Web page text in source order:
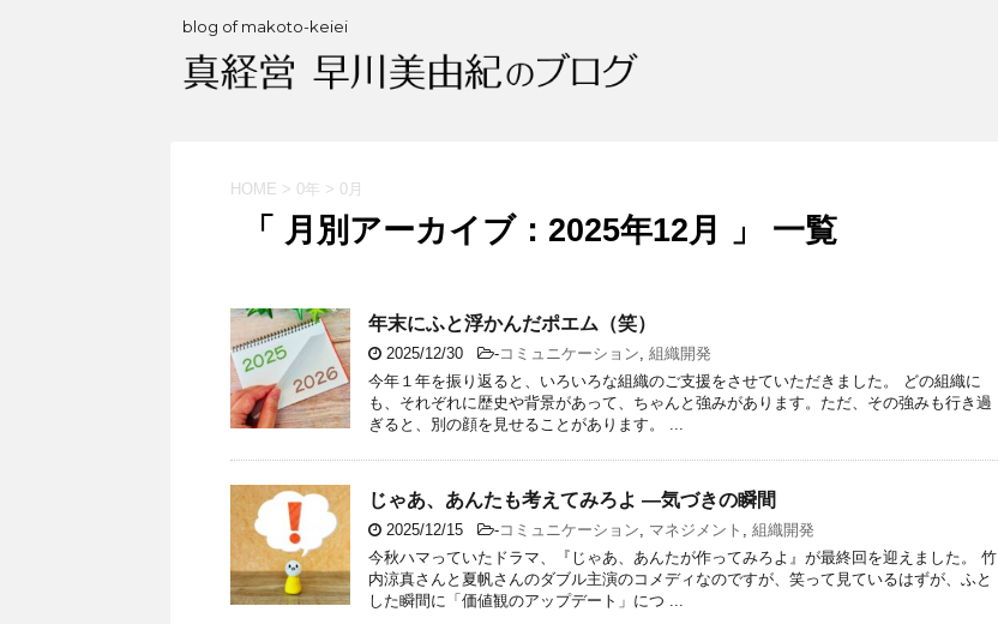
blog of makoto-keiei
HOME > 0年 > 0月
「 月別アーカイブ：2025年12月 」 一覧
年末にふと浮かんだポエム（笑）
2025/12/30 -コミュニケーション 組織開発
今年１年を振り返ると、いろいろな組織のご支援をさせていただきました。 どの組織に
も、それぞれに歴史や背景があって、ちゃんと強みがあります。ただ、その強みも行き過
ぎると、別の顔を見せることがあります。 ...
じゃあ、あんたも考えてみろよ ―気づきの瞬間
2025/12/15 -コミュニケーション マネジメント
組織開発
今秋ハマっていたドラマ、『じゃあ、あんたが作ってみろよ』が最終回を迎えました。 竹
内涼真さんと夏帆さんのダブル主演のコメディなのですが、笑って見ているはずが、ふと
した瞬間に「価値観のアップデート」につ ...